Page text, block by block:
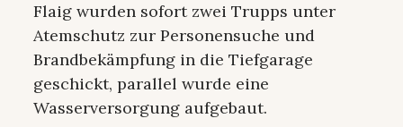
Flaig wurden sofort zwei Trupps unter
Atemschutz zur Personensuche und
Brandbekämpfung in die Tiefgarage
geschickt, parallel wurde eine
Wasserversorgung aufgebaut.